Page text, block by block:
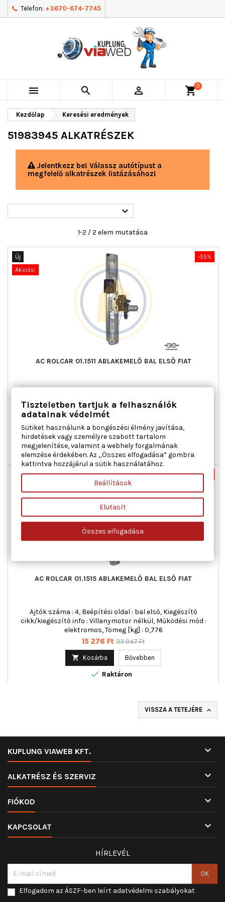
Telefon: +3670-674-7745
   shopping_cart0
Kezdőlap Keresési eredmények
51983945 ALKATRÉSZEK
Jelentkezz be! Válassz autótípust a
megfelelő alkatrészek listázásához!

1-2 / 2 elem mutatása
-55%
Új
Akciós!
AC ROLCAR 01.1511 ABLAKEMELŐ BAL ELSŐ FIAT
cikk/kiegészítő info : Villanymotorral, Működési mód :
elektromos, Tömeg [kg] : 1,314
Ár28 639 Ft
Normál
ár
63 642 Ft
 Kosárba Bővebben
Raktáron
-55%
AC ROLCAR 01.1515 ABLAKEMELŐ BAL ELSŐ FIAT
Ajtók száma : 4, Beépítési oldal : bal első, Kiegészítő
cikk/kiegészítő info : Villanymotor nélkül, Működési mód :
elektromos, Tömeg [kg] : 0,776
Ár
15 276 Ft Normál
33 947 Ft
 Kosárba Bővebben
 Raktáron
VISSZA A TETEJÉRE 
KUPLUNG VIAWEB KFT. 
ALKATRÉSZ ÉS SZERVIZ 
FIÓKOD 
KAPCSOLAT 
HÍRLEVÉL
Elfogadom az ÁSZF-ben leírt adatvédelmi szabályokat
Tiszteletben tartjuk a felhasználók
adatainak védelmét
Sütiket használunk a böngészési élmény javítása,
hirdetések vagy személyre szabott tartalom
megjelenítése, valamint a webhely forgalmának
elemzése érdekében. Az „Összes elfogadása” gombra
kattintva hozzájárul a sütik használatához.
Beállítások
Elutasít
Összes elfogadása